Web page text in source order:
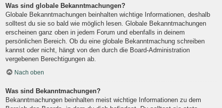
Was sind globale Bekanntmachungen?
Globale Bekanntmachungen beinhalten wichtige Informationen, deshalb
solltest du sie so bald wie möglich lesen. Globale Bekanntmachungen
erscheinen ganz oben in jedem Forum und ebenfalls in deinem
persönlichen Bereich. Ob du eine globale Bekanntmachung schreiben
kannst oder nicht, hängt von den durch die Board-Administration
vergebenen Berechtigungen ab.
Nach oben
Was sind Bekanntmachungen?
Bekanntmachungen beinhalten meist wichtige Informationen zu dem